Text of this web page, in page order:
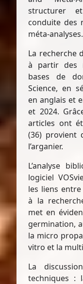
structurer
conduite des
méta-analyses.
La recherche
à partir des
bases de
Science, en
en anglais et
et 2024.
articles ont
(36) provient
l’arganier.
L’analyse
logiciel
les liens
à la
met en
germination,
la micro
vitro et la
La
techniques :